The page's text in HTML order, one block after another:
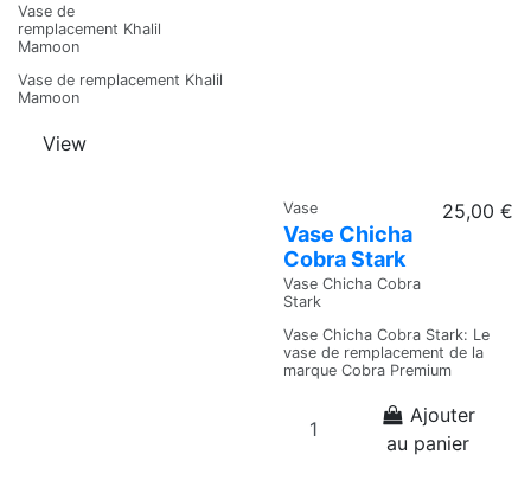
Vase de
remplacement Khalil
Mamoon
Vase de remplacement Khalil
Mamoon
View
Vase
Vase Chicha
Cobra Stark
Vase Chicha Cobra
Stark
25,00 €
Vase Chicha Cobra Stark: Le
vase de remplacement de la
marque Cobra Premium
Ajouter
au panier